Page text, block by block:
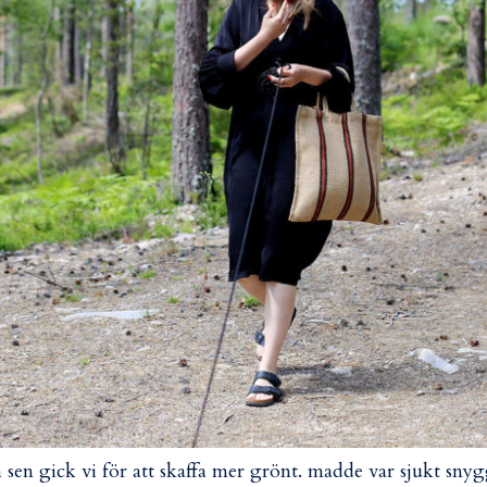
sen gick vi för att skaffa mer grönt. madde var sjukt